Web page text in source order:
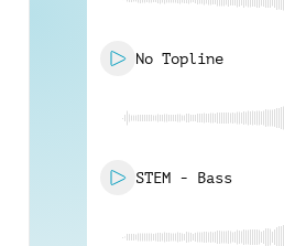
No Topline
STEM - Bass